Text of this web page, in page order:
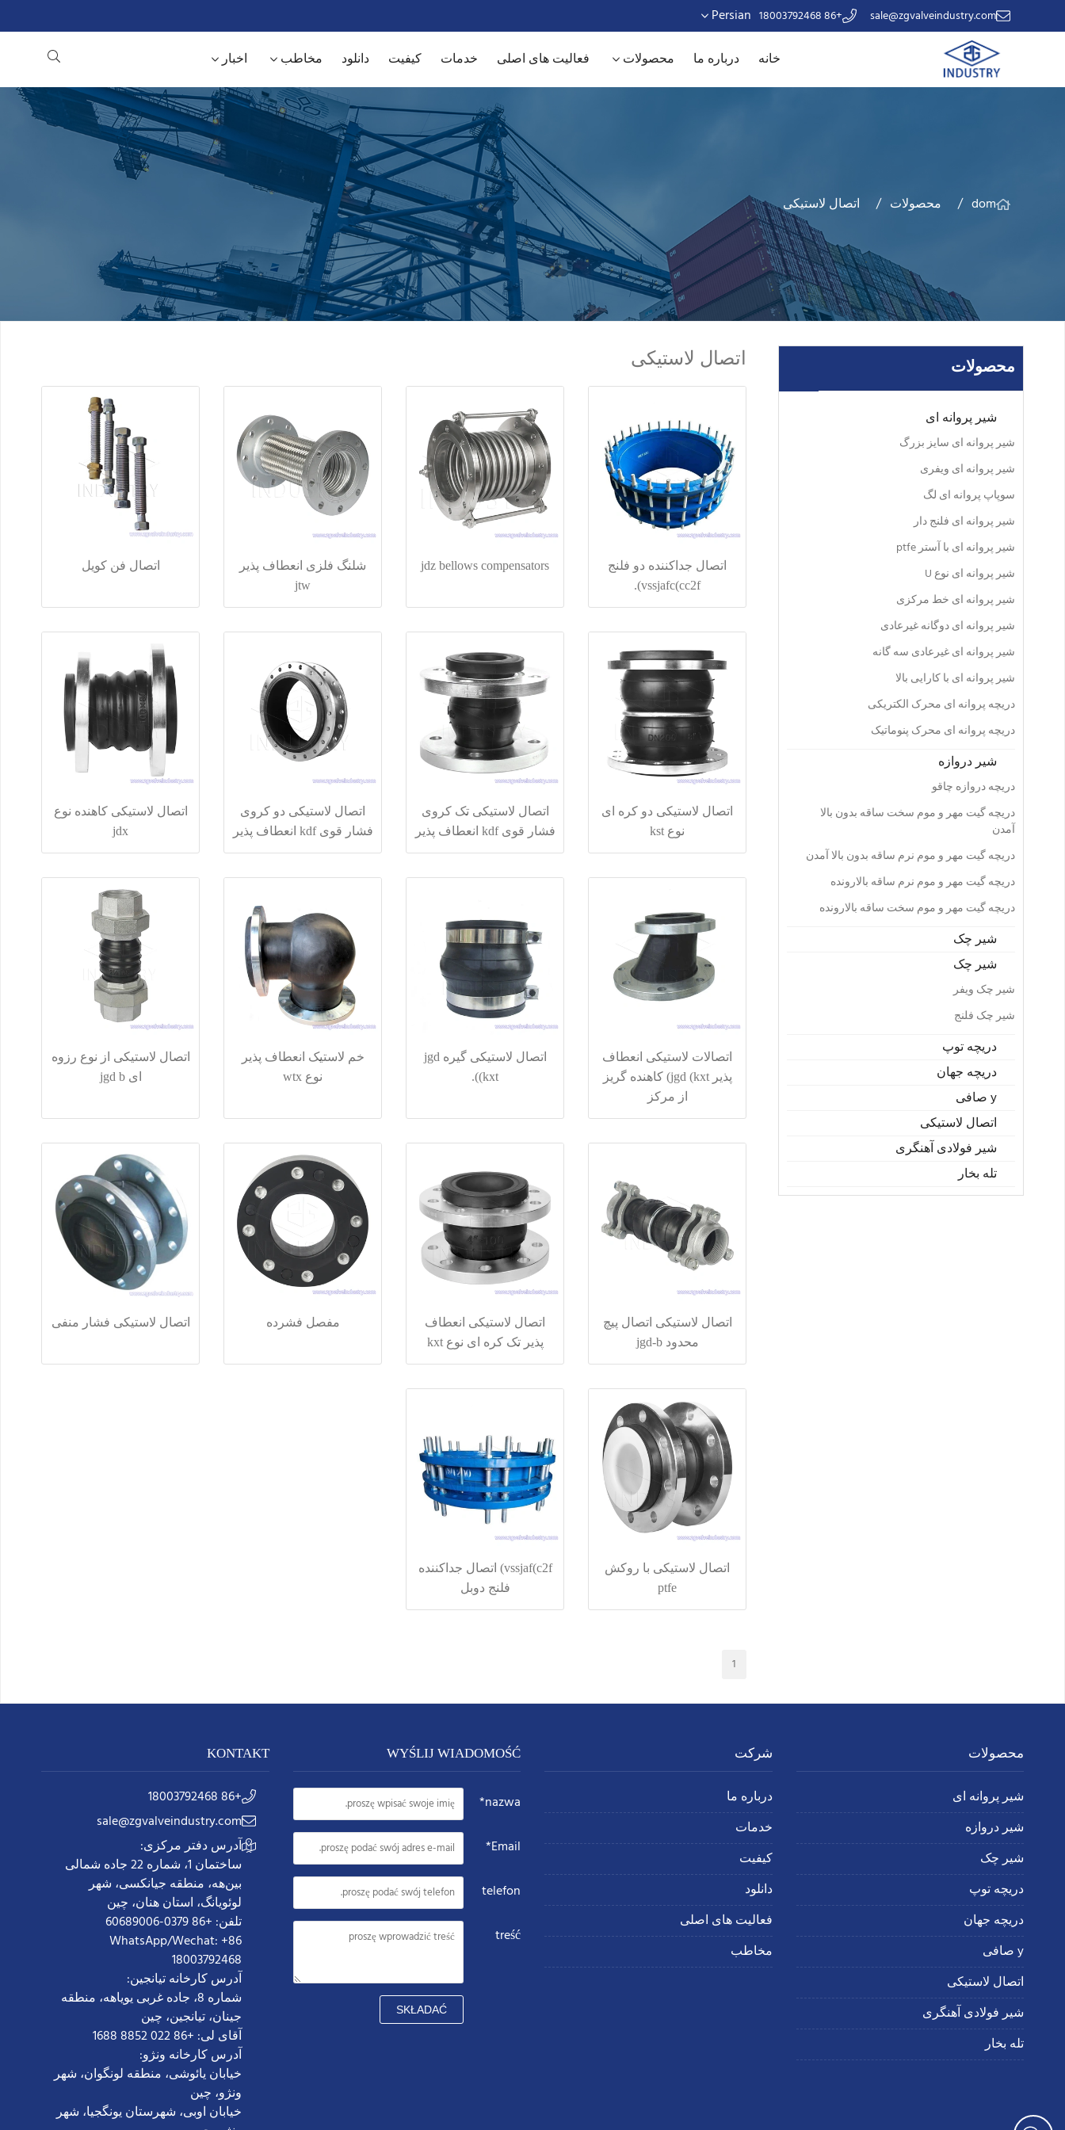
sale@zgvalveindustry.com
+86 18003792468
Persian
خانه درباره ما محصولات فعالیت های اصلی خدمات کیفیت دانلود مخاطب اخبار
dom محصولات اتصال لاستیکی
محصولات
شیر پروانه ای
شیر پروانه ای سایز بزرگ
شیر پروانه ای ویفری
سوپاپ پروانه ای لگ
شیر پروانه ای فلنج دار
شیر پروانه ای با آستر ptfe
شیر پروانه ای نوع U
شیر پروانه ای خط مرکزی
شیر پروانه ای دوگانه غیرعادی
شیر پروانه ای غیرعادی سه گانه
شیر پروانه ای با کارایی بالا
دریچه پروانه ای محرک الکتریکی
دریچه پروانه ای محرک پنوماتیک
شیر دروازه
دریچه دروازه چاقو
دریچه گیت مهر و موم سخت ساقه بدون بالا
آمدن
دریچه گیت مهر و موم نرم ساقه بدون بالا آمدن
دریچه گیت مهر و موم نرم ساقه بالارونده
دریچه گیت مهر و موم سخت ساقه بالارونده
شیر چک
شیر چک
شیر چک ویفر
شیر چک فلنج
دریچه توپ
دریچه جهان
y صافی
اتصال لاستیکی
شیر فولادی آهنگری
تله بخار
اتصال لاستیکی
اتصال جداکننده دو فلنج
vssjafc(cc2f).
jdz bellows compensators
شلنگ فلزی انعطاف پذیر
jtw
اتصال فن کویل
اتصال لاستیکی دو کره ای
نوع kst
اتصال لاستیکی تک کروی
فشار قوی kdf انعطاف پذیر
اتصال لاستیکی دو کروی
فشار قوی kdf انعطاف پذیر
اتصال لاستیکی کاهنده نوع
jdx
اتصالات لاستیکی انعطاف
پذیر jgd (kxt) کاهنده گریز
از مرکز
اتصال لاستیکی گیره jgd
(kxt).
خم لاستیک انعطاف پذیر
نوع wtx
اتصال لاستیکی از نوع رزوه
ای jgd b
اتصال لاستیکی اتصال پیچ
محدود jgd-b
اتصال لاستیکی انعطاف
پذیر تک کره ای نوع kxt
مفصل فشرده اتصال لاستیکی فشار منفی
اتصال لاستیکی با روکش
ptfe
vssjaf(c2f) اتصال جداکننده
فلنج دوبل
1
محصولات
شیر پروانه ای
شیر دروازه
شیر چک
دریچه توپ
دریچه جهان
y صافی
اتصال لاستیکی
شیر فولادی آهنگری
تله بخار
شرکت
درباره ما
خدمات
کیفیت
دانلود
فعالیت های اصلی
مخاطب
WYŚLIJ WIADOMOŚĆ
nazwa*
Email*
telefon
treść
SKŁADAĆ
KONTAKT
+86 18003792468
sale@zgvalveindustry.com
آدرس دفتر مرکزی:
ساختمان 1، شماره 22 جاده شمالی
بین‌هه، منطقه جیانکسی، شهر
لوئویانگ، استان هنان، چین
تلفن: +86 0379-60689006
WhatsApp/Wechat: +86
18003792468
آدرس کارخانه تیانجین:
شماره 8، جاده غربی یویاهه، منطقه
جینان، تیانجین، چین
آقای لی: +86 022 8852 1688
آدرس کارخانه ونژو:
خیابان یائوشی، منطقه لونگوان، شهر
ونژو، چین
خیابان اوبی، شهرستان یونگجیا، شهر